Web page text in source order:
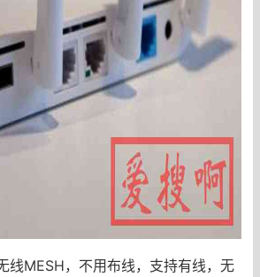
线MESH，不用布线，支持有线，无